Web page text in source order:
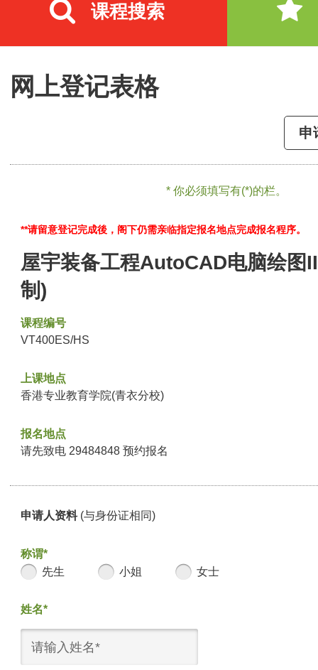
课程搜索
网上登记表格
申
* 你必须填写有(*)的栏。
**请留意登记完成後，阁下仍需亲临指定报名地点完成报名程序。
屋宇装备工程AutoCAD电脑绘图
制)
课程编号
VT400ES/HS
上课地点
香港专业教育学院(青衣分校)
报名地点
请先致电 29484848 预约报名
申请人资料 (与身份证相同)
称谓*
先生
小姐 女士
姓名*